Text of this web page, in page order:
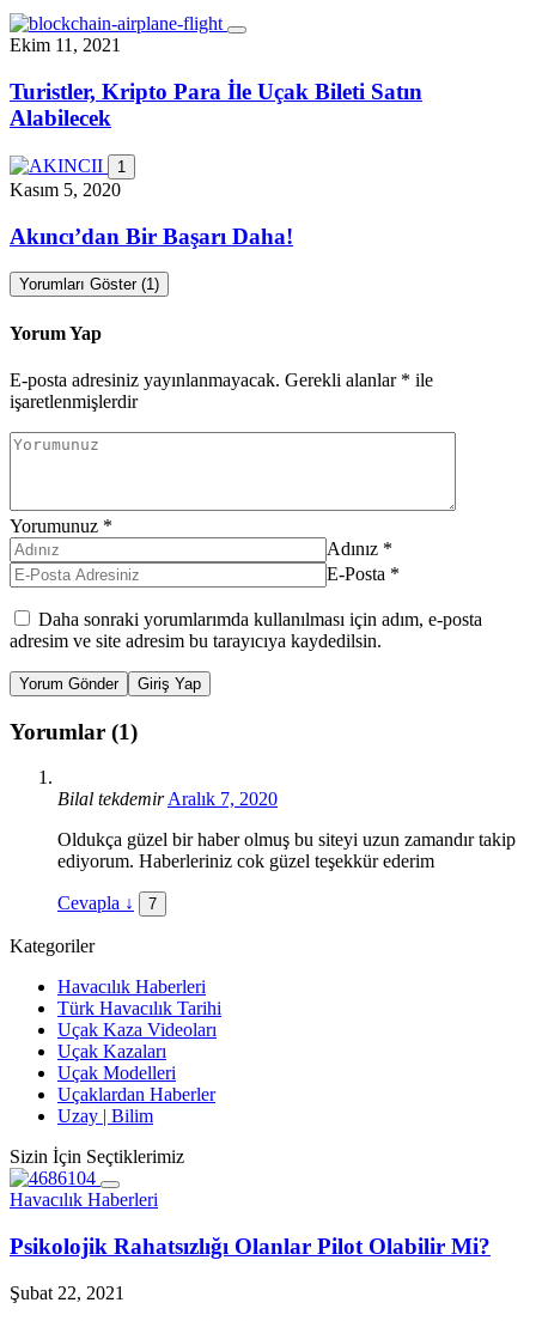
Ekim 11, 2021
Turistler, Kripto Para İle Uçak Bileti Satın
Alabilecek
1
Kasım 5, 2020
Akıncı’dan Bir Başarı Daha!
Yorumları Göster (1)
Yorum Yap
E-posta adresiniz yayınlanmayacak. Gerekli alanlar * ile
işaretlenmişlerdir
Yorumunuz *
Adınız *
E-Posta *
Daha sonraki yorumlarımda kullanılması için adım, e-posta
adresim ve site adresim bu tarayıcıya kaydedilsin.
Yorum Gönder Giriş Yap
Yorumlar (1)
Bilal tekdemir Aralık 7, 2020
Oldukça güzel bir haber olmuş bu siteyi uzun zamandır takip
ediyorum. Haberleriniz cok güzel teşekkür ederim
Cevapla ↓ 7
Kategoriler
Havacılık Haberleri
Türk Havacılık Tarihi
Uçak Kaza Videoları
Uçak Kazaları
Uçak Modelleri
Uçaklardan Haberler
Uzay | Bilim
Sizin İçin Seçtiklerimiz
Havacılık Haberleri
Psikolojik Rahatsızlığı Olanlar Pilot Olabilir Mi?
Şubat 22, 2021